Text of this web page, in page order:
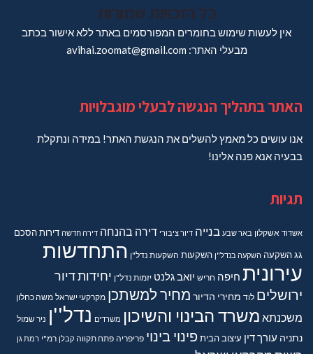
כל הזכויות שמורות
אין לעשות שימוש בחומרים המפורסמים באתר ללא אישור בכתב
מבעלי האתר: avihai.zoomat@gmail.com
האתר בתהליך הנגשה לבעלי מוגבלויות
אנו עושים כל מאמץ להשלים את הנגשת האתר! במידה ונתקלת
בבעיה אנא פנה אלינו!
תגיות
אשדוד אשקלון באר שבע בנייה דיור ציבורי דירה בהנחה דירה חדשה דירותהסכם
גגהשקעה השקעה בנדל"ן השקעות השקעות נדל"ן התחדשות
עירונית חיפה חריש יואב גלנט יזמות נדל"ן יחידות דיור
ירושלים לוד מחירי הדיור מחיר למשתכן מקרקעי ישראל משה כחלון
משכנתא משרד הבינוי והשיכון משרדים נדל''ן ניר שמול
נתניה עורך דין עיצוב הבית פינוי בינוי פריפריה פתח תקווה קבלן רמ"י רמת גן